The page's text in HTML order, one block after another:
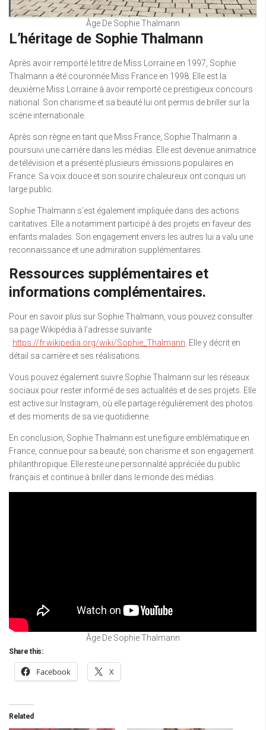
Âge De Sophie Thalmann
L’héritage de Sophie Thalmann
Après avoir remporté le titre de Miss Lorraine en 1997, Sophie
Thalmann a été couronnée Miss France en 1998. Elle est la
deuxième Miss Lorraine à avoir remporté ce prestigieux concours
national. Son charisme et sa beauté lui ont permis de briller sur la
scène internationale.
Après son règne en tant que Miss France, Sophie Thalmann a
poursuivi une carrière dans les médias. Elle est devenue animatrice
de télévision et a présenté plusieurs émissions populaires en
France. Sa voix douce et son sourire chaleureux ont conquis un
large public.
Sophie Thalmann s’est également impliquée dans des actions
caritatives. Elle a notamment participé à des projets en faveur des
enfants malades. Son engagement envers les autres lui a valu une
reconnaissance et une admiration supplémentaires.
Ressources supplémentaires et
informations complémentaires.
Pour en savoir plus sur Sophie Thalmann, vous pouvez consulter
sa page Wikipédia à l’adresse suivante
: https://fr.wikipedia.org/wiki/Sophie_Thalmann . Elle y décrit en
détail sa carrière et ses réalisations.
Vous pouvez également suivre Sophie Thalmann sur les réseaux
sociaux pour rester informé de ses actualités et de ses projets. Elle
est active sur Instagram, où elle partage régulièrement des photos
et des moments de sa vie quotidienne.
En conclusion, Sophie Thalmann est une figure emblématique en
France, connue pour sa beauté, son charisme et son engagement
philanthropique. Elle reste une personnalité appréciée du public
français et continue à briller dans le monde des médias.
Âge De Sophie Thalmann
Share this:
Facebook X
Related